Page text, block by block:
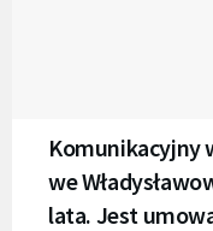
Komunikacyjny
we
lata. Jest